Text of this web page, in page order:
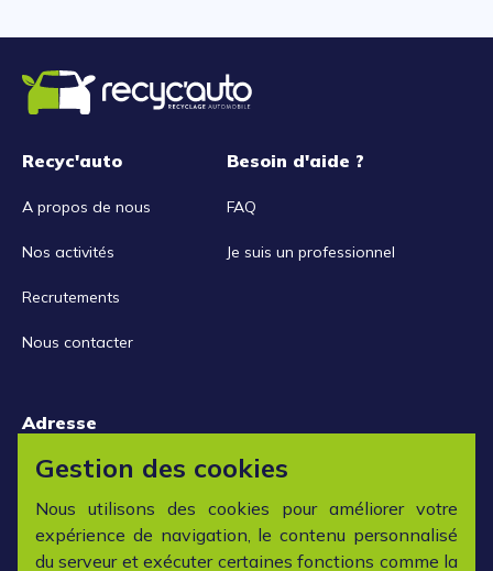
Recyc'auto
A propos de nous
Nos activités
Recrutements
Nous contacter
Besoin d'aide ?
FAQ
Je suis un professionnel
Adresse
15 rue de la Libération
42152 L'horme
Horaires
Gestion des cookies
Nous utilisons des cookies pour améliorer votre
expérience de navigation, le contenu personnalisé
du serveur et exécuter certaines fonctions comme la